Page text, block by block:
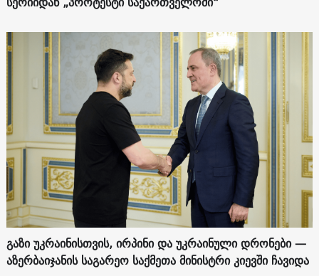
გაზი უკრაინისთვის, ირპინი და უკრაინული დრონები —
აზერბაიჯანის საგარეო საქმეთა მინისტრი კიევში ჩავიდა